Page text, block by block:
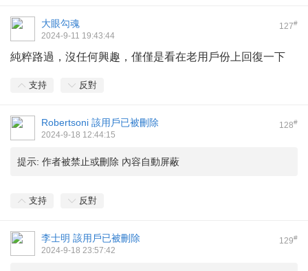
127#
大眼勾魂
2024-9-11 19:43:44
純粹路過，沒任何興趣，僅僅是看在老用戶份上回復一下
支持 反對
128#
Robertsoni 該用戶已被刪除
2024-9-18 12:44:15
提示: 作者被禁止或刪除 內容自動屏蔽
支持 反對
129#
李士明 該用戶已被刪除
2024-9-18 23:57:42